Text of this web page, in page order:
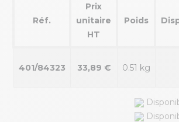
Réf.
Prix
unitaire
HT
Poids
401/84323 33,89 € 0.51 kg